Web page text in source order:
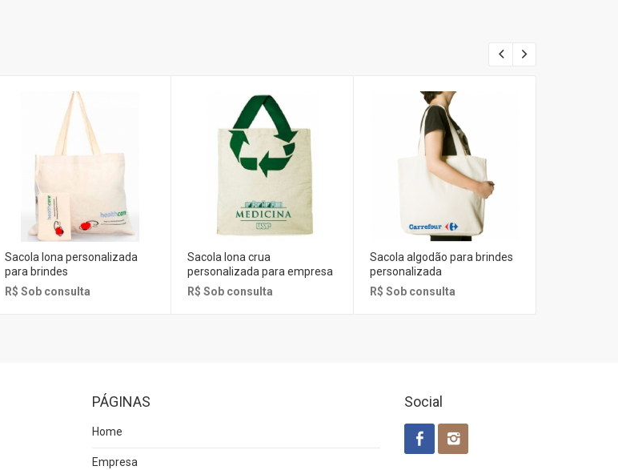
Sacola lona personalizada
para brindes
R$ Sob consulta
Sacola lona crua
personalizada para empresa
R$ Sob consulta
Sacola algodão para brindes
personalizada
R$ Sob consulta
PÁGINAS
Home
Empresa
Social